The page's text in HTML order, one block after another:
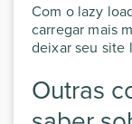
Com o lazy
carregar mais
deixar seu site
Outras